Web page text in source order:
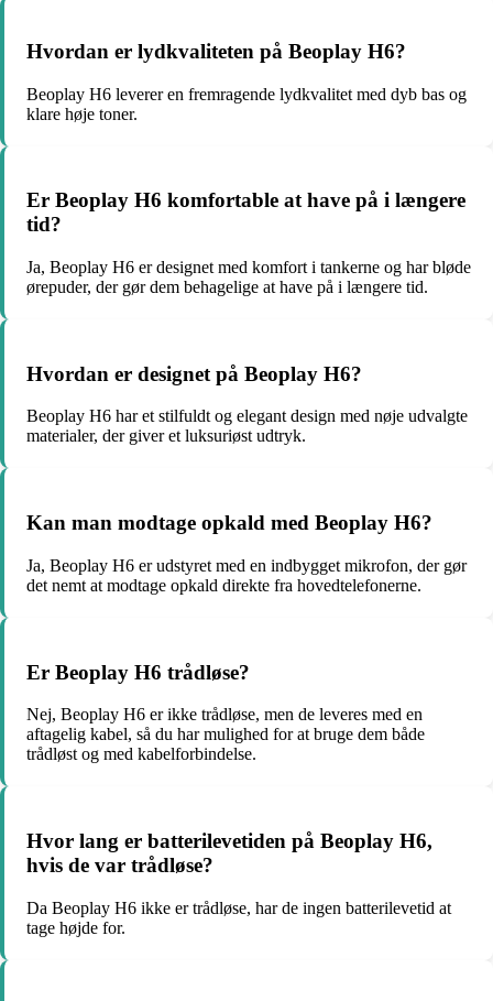
Hvordan er lydkvaliteten på Beoplay H6?
Beoplay H6 leverer en fremragende lydkvalitet med dyb bas og
klare høje toner.
Er Beoplay H6 komfortable at have på i længere
tid?
Ja, Beoplay H6 er designet med komfort i tankerne og har bløde
ørepuder, der gør dem behagelige at have på i længere tid.
Hvordan er designet på Beoplay H6?
Beoplay H6 har et stilfuldt og elegant design med nøje udvalgte
materialer, der giver et luksuriøst udtryk.
Kan man modtage opkald med Beoplay H6?
Ja, Beoplay H6 er udstyret med en indbygget mikrofon, der gør
det nemt at modtage opkald direkte fra hovedtelefonerne.
Er Beoplay H6 trådløse?
Nej, Beoplay H6 er ikke trådløse, men de leveres med en
aftagelig kabel, så du har mulighed for at bruge dem både
trådløst og med kabelforbindelse.
Hvor lang er batterilevetiden på Beoplay H6,
hvis de var trådløse?
Da Beoplay H6 ikke er trådløse, har de ingen batterilevetid at
tage højde for.